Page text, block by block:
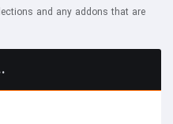
and any addons that are